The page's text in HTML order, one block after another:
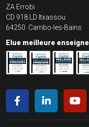
ZA Errobi
CD 918 LD Itxassou
64250 Cambo-les-Bains
Elue meilleure enseigne